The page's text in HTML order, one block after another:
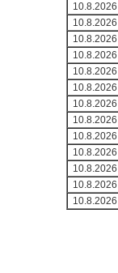
10.8.2026
10.8.2026
10.8.2026
10.8.2026
10.8.2026
10.8.2026
10.8.2026
10.8.2026
10.8.2026
10.8.2026
10.8.2026
10.8.2026
10.8.2026